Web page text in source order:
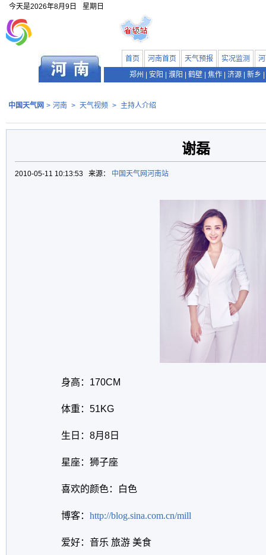
今天是2026年8月9日 星期日
首页 河南首页 天气预报 实况监测
郑州
安阳 濮阳 鹤壁 焦作 济源 新乡
中国天气网 > 河南 > 天气视频 > 主持人介绍
谢磊
2010-05-11 10:13:53 来源： 中国天气网河南站
身高：170CM
体重：51KG
生日：8月8日
星座：狮子座
喜欢的颜色：白色
博客： http://blog.sina.com.cn/mill
爱好：音乐 旅游 美食